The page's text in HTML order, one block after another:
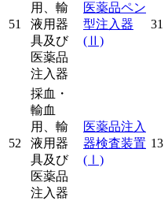
51
用、輸
液用器
具及び
医薬品
注入器
医薬品ペン
型注入器
(Ⅱ)
31
52
採血・
輸血
用、輸
液用器
具及び
医薬品
注入器
医薬品注入
器検査装置
(Ⅰ)
13